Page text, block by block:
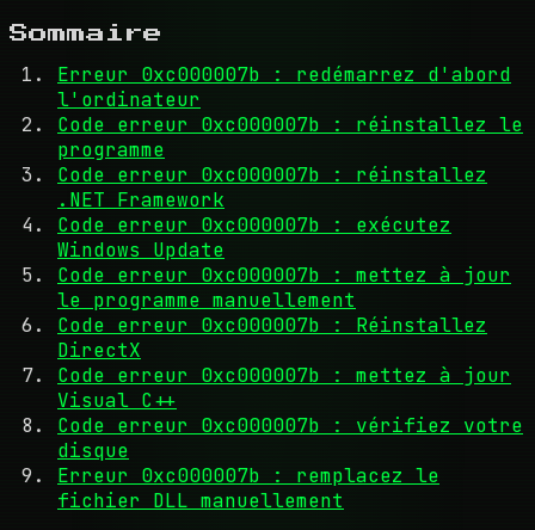
Sommaire
Erreur 0xc000007b : redémarrez d'abord
l'ordinateur
Code erreur 0xc000007b : réinstallez le
programme
Code erreur 0xc000007b : réinstallez
.NET Framework
Code erreur 0xc000007b : exécutez
Windows Update
Code erreur 0xc000007b : mettez à jour
le programme manuellement
Code erreur 0xc000007b : Réinstallez
DirectX
Code erreur 0xc000007b : mettez à jour
Visual C++
Code erreur 0xc000007b : vérifiez votre
disque
Erreur 0xc000007b : remplacez le
fichier DLL manuellement